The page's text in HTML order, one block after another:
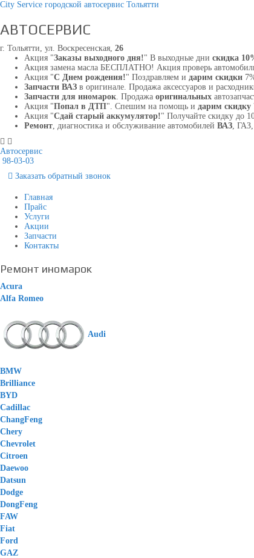
City Service городской автосервис Тольятти
АВТОСЕРВИС
г. Тольятти, ул. Воскресенская, 26
Акция "Заказы выходного дня!" В выходные дни скидка
Акция замена масла БЕСПЛАТНО! Акция проверь
Акция "С Днем рождения!" Поздравляем и дарим скидки
Запчасти ВАЗ в оригинале. Продажа аксессуаров и
Запчасти для иномарок. Продажа оригинальных
Акция "Попал в ДТП". Спешим на помощь и дарим скидку
Акция "Сдай старый аккумулятор!" Получайте скидку до
Ремонт, диагностика и обслуживание автомобилей ВАЗ,
Автосервис
98-03-03
Заказать обратный звонок
Главная
Прайс
Услуги
Акции
Запчасти
Контакты
Ремонт иномарок
Acura
Alfa Romeo
Audi
BMW
Brilliance
BYD
Cadillac
ChangFeng
Chery
Chevrolet
Citroen
Daewoo
Datsun
Dodge
DongFeng
FAW
Fiat
Ford
GAZ